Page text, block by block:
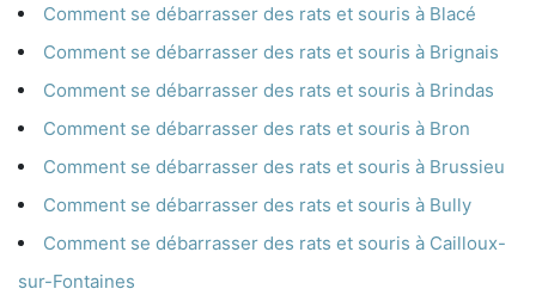
Comment se débarrasser des rats et souris à Blacé
Comment se débarrasser des rats et souris à Brignais
Comment se débarrasser des rats et souris à Brindas
Comment se débarrasser des rats et souris à Bron
Comment se débarrasser des rats et souris à Brussieu
Comment se débarrasser des rats et souris à Bully
Comment se débarrasser des rats et souris à Cailloux-
sur-Fontaines